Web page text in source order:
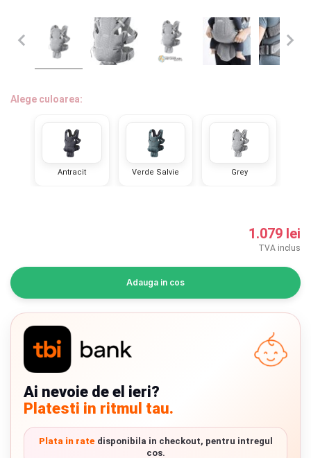
BALANSOARE COPII
BABY MONITORS
INGRIJIRE PERSONALA
Regulament giveaway
Showroom
Depozit
Alege culoarea:
Antracit Verde Salvie Grey
1.079 lei
TVA inclus
Adauga in cos
Ai nevoie de el ieri?
Platesti in ritmul tau.
Plata in ratedisponibila in checkout, pentru intregul
cos.
Verde cu detalii negre 5646 lei
Chrome cu detalii negre
Verde cu detalii negre 5646 lei